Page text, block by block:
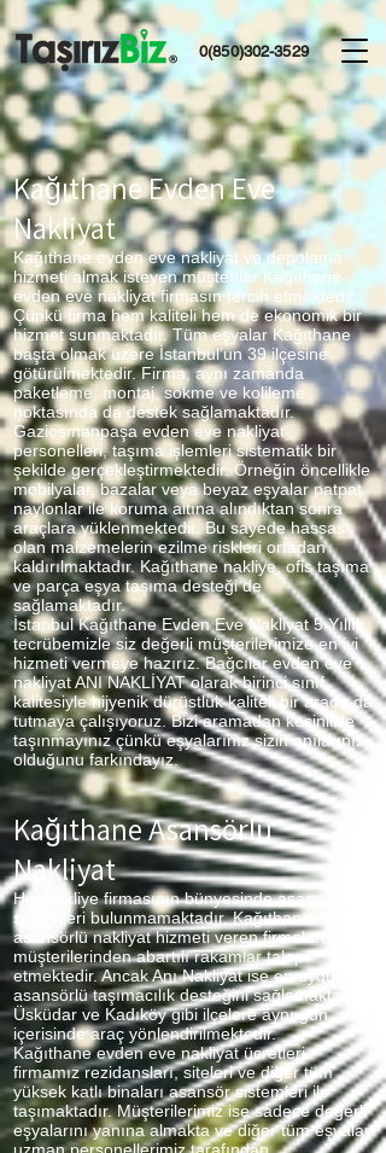
0(850)302-3529
Kağıthane Evden Eve
Nakliyat
Kağıthane evden eve nakliyat ve depolama
hizmeti almak isteyen müşteriler Kağıthane
evden eve nakliyat firmasın tercih etmektedir.
Çünkü firma hem kaliteli hem de ekonomik bir
hizmet sunmaktadır. Tüm eşyalar Kağıthane
başta olmak üzere İstanbul’un 39 ilçesine
götürülmektedir. Firma, aynı zamanda
paketleme, montaj, sökme ve kolileme
noktasında da destek sağlamaktadır.
Gaziosmanpaşa evden eve nakliyat
personelleri, taşıma işlemleri sistematik bir
şekilde gerçekleştirmektedir. Örneğin öncellikle
mobilyalar, bazalar veya beyaz eşyalar patpat
naylonlar ile koruma altına alındıktan sonra
araçlara yüklenmektedir. Bu sayede hassas
olan malzemelerin ezilme riskleri ortadan
kaldırılmaktadır. Kağıthanenakliye, ofis taşıma
ve parça eşya taşıma desteği de
sağlamaktadır.
İstanbul KağıthaneEvden Eve Nakliyat 5 Yıllık
tecrübemizle siz değerli müşterilerimize en iyi
hizmeti vermeye hazırız. Bağcılar evden eve
nakliyat ANI NAKLİYAT olarak birinci sınıf
kalitesiyle hijyenik dürüstlük kaliteli bir arada da
tutmaya çalışıyoruz. Bizi aramadan kesinlikle
taşınmayınız çünkü eşyalarınız sizin anılarınız
olduğunu farkındayız.
Kağıthane Asansörlü
Nakliyat
Her nakliye firmasının bünyesinde asansör
sistemleri bulunmamaktadır. Kağıthane
asansörlü nakliyat hizmeti veren firmalarda
müşterilerinden abartılı rakamlar talep
etmektedir. Ancak Anı Nakliyat ise en uygun
asansörlü taşımacılık desteğini sağlamaktadır.
Üsküdar ve Kadıköy gibi ilçelere aynı gün
içerisinde araç yönlendirilmektedir.
Kağıthaneevden eve nakliyat ücretleri
firmamız rezidansları, siteleri ve diğer tüm
yüksek katlı binaları asansör sistemleri ile
taşımaktadır. Müşterilerimiz ise sadece değerli
eşyalarını yanına almakta ve diğer tüm eşyalar